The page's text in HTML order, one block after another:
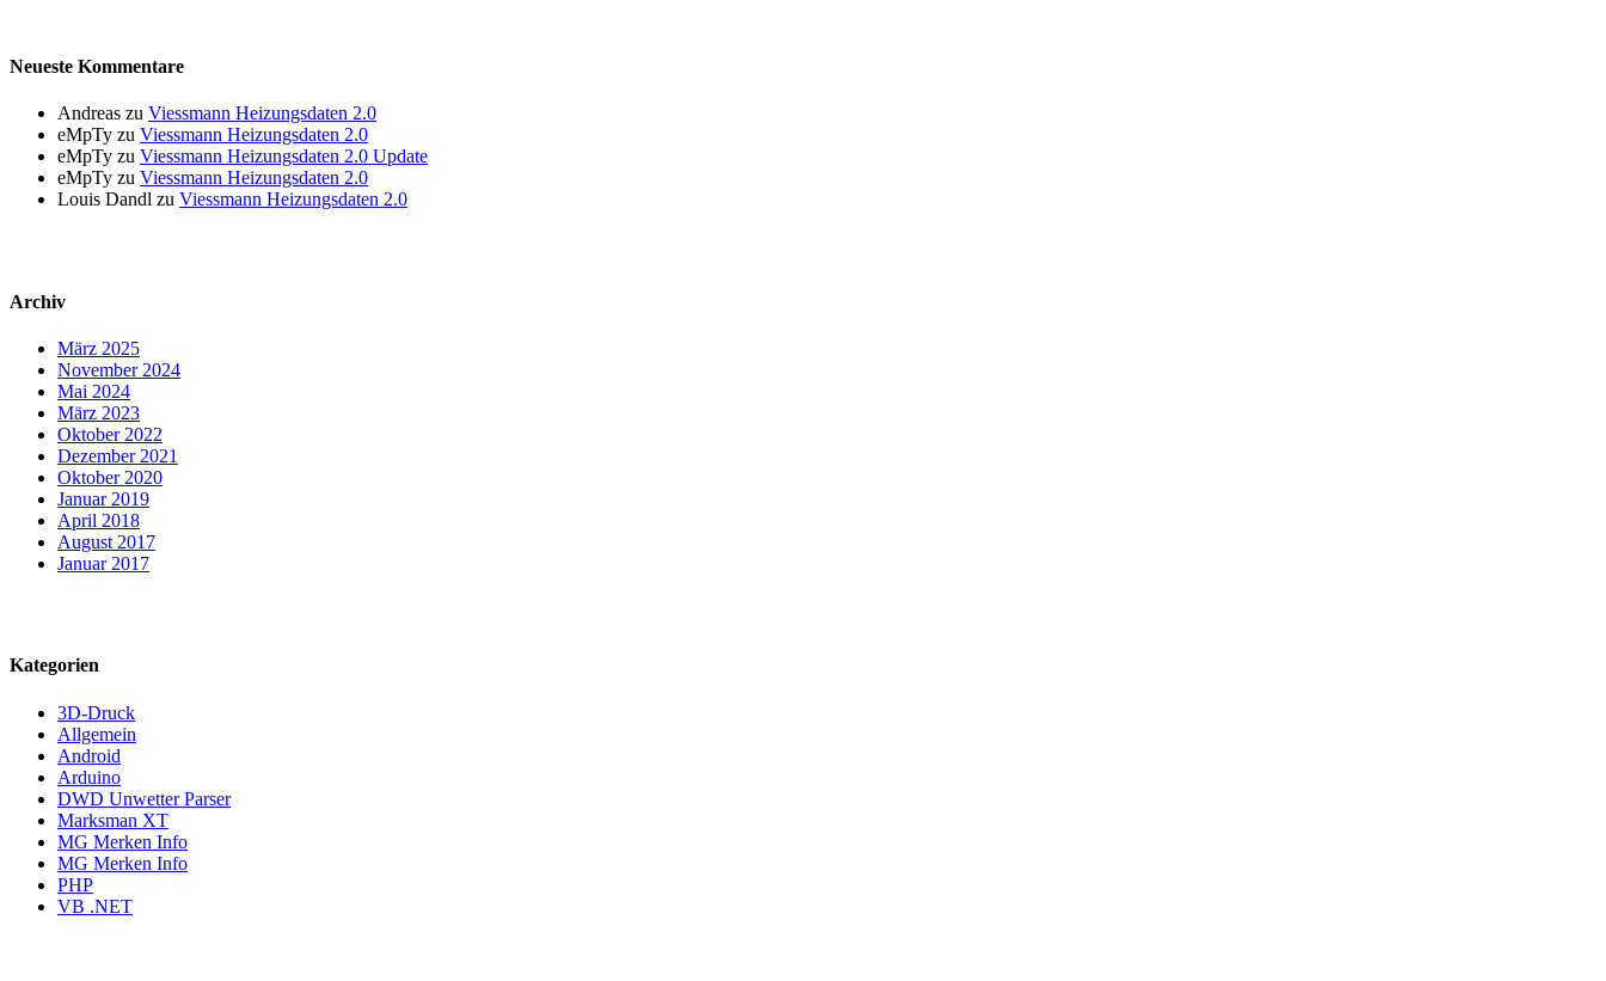
Neueste Kommentare
Andreas zu Viessmann Heizungsdaten 2.0
eMpTy zu Viessmann Heizungsdaten 2.0
eMpTy zu Viessmann Heizungsdaten 2.0 Update
eMpTy zu Viessmann Heizungsdaten 2.0
Louis Dandl zu Viessmann Heizungsdaten 2.0
Archiv
März 2025
November 2024
Mai 2024
März 2023
Oktober 2022
Dezember 2021
Oktober 2020
Januar 2019
April 2018
August 2017
Januar 2017
Kategorien
3D-Druck
Allgemein
Android
Arduino
DWD Unwetter Parser
Marksman XT
MG Merken Info
MG Merken Info
PHP
VB .NET